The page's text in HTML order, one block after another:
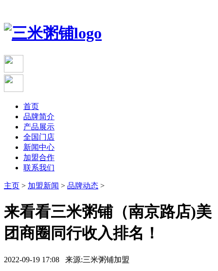
首页
品牌简介
产品展示
全国门店
新闻中心
加盟合作
联系我们
主页 > 加盟新闻 > 品牌动态 >
来看看三米粥铺（南京路店)美
团商圈同行收入排名！
2022-09-19 17:08 来源:三米粥铺加盟